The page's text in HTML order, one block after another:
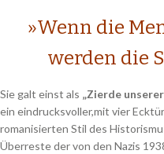
»Wenn die
werden die
Sie galt einst als „Zierde
ein eindrucksvoller,mit vier
romanisierten Stil des
Überreste der von den Nazis